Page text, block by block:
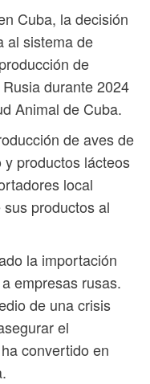
Cuba, la decisión
al sistema de
de
durante 2024
Animal de Cuba.
de aves de
productos lácteos
local
productos al
la importación
empresas rusas.
de una crisis
el
convertido en